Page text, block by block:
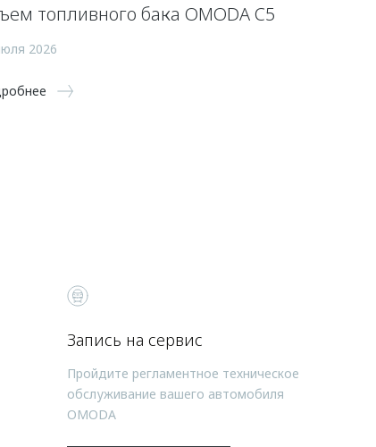
топливного бака OMODA C5
2026
Запись на сервис
Пройдите регламентное техническое
обслуживание вашего автомобиля
OMODA